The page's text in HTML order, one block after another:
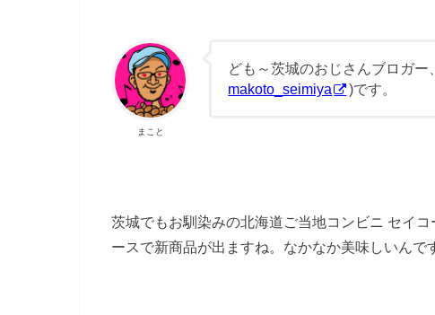
まこと
ども～茨城のおじさんブロガ
makoto_seimiya
)です。
茨城でもお馴染みの北海道ご当地コンビニ セイコ
ースで新商品が出ますね。なかなか美味しいん